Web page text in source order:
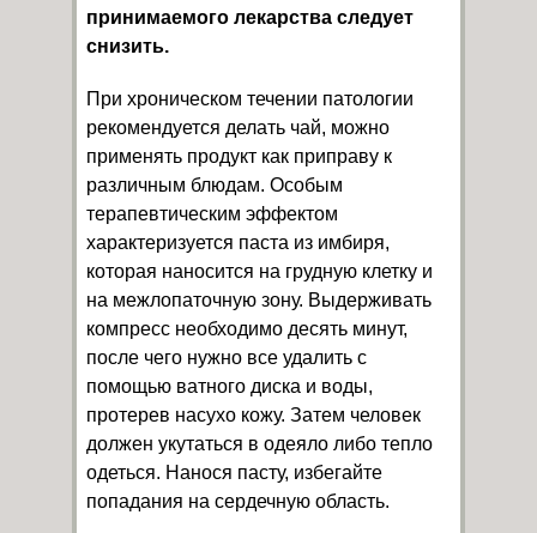
принимаемого лекарства следует
снизить.
При хроническом течении патологии
рекомендуется делать чай, можно
применять продукт как приправу к
различным блюдам. Особым
терапевтическим эффектом
характеризуется паста из имбиря,
которая наносится на грудную клетку и
на межлопаточную зону. Выдерживать
компресс необходимо десять минут,
после чего нужно все удалить с
помощью ватного диска и воды,
протерев насухо кожу. Затем человек
должен укутаться в одеяло либо тепло
одеться. Нанося пасту, избегайте
попадания на сердечную область.